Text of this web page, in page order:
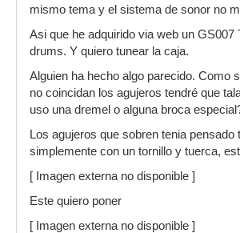
mismo tema y el sistema de sonor no
Asi que he adquirido via web un GS007
drums. Y quiero tunear la caja.
Alguien ha hecho algo parecido. Como
no coincidan los agujeros tendré que
uso una dremel o alguna broca
Los agujeros que sobren tenia pensado
simplemente con un tornillo y tuerca,
[ Imagen externa no disponible ]
Este quiero poner
[ Imagen externa no disponible ]